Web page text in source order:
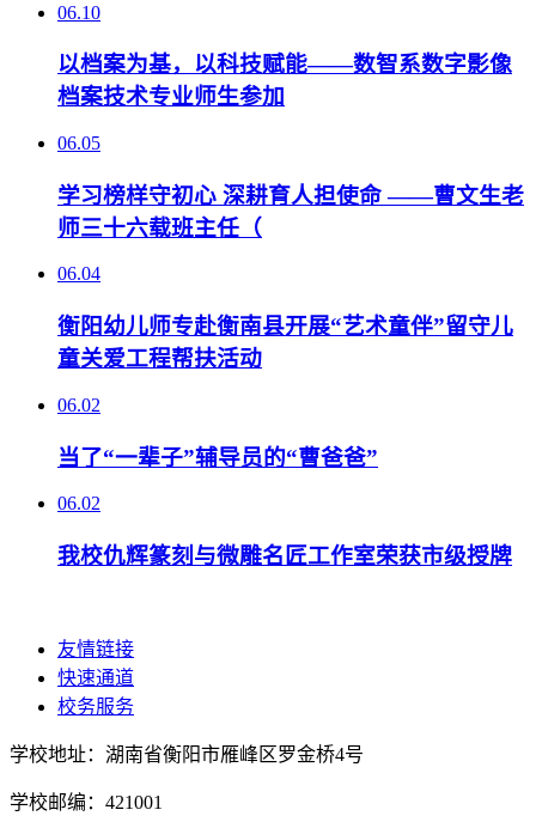
06.10
以档案为基，以科技赋能——数智系数字影像
档案技术专业师生参加
06.05
学习榜样守初心 深耕育人担使命 ——曹文生老
师三十六载班主任（
06.04
衡阳幼儿师专赴衡南县开展“艺术童伴”留守儿
童关爱工程帮扶活动
06.02
当了“一辈子”辅导员的“曹爸爸”
06.02
我校仇辉篆刻与微雕名匠工作室荣获市级授牌
友情链接
快速通道
校务服务
学校地址：湖南省衡阳市雁峰区罗金桥4号
学校邮编：421001